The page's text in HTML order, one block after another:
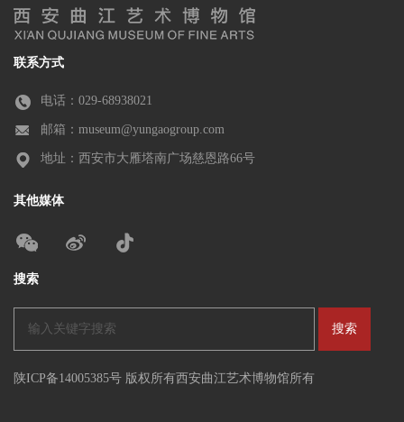
联系方式
电话：029-68938021
邮箱：museum@yungaogroup.com
地址：西安市大雁塔南广场慈恩路66号
其他媒体
搜索
陕ICP备14005385号 版权所有西安曲江艺术博物馆所有